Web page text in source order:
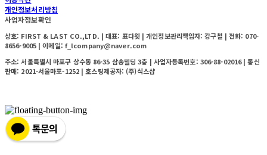
개인정보처리방침
사업자정보확인
상호: FIRST & LAST CO.,LTD. | 대표: 표다윗 | 개인정보관리책임자: 강구철 | 전화: 070-
8656-9005 | 이메일: f_lcompany@naver.com
주소: 서울특별시 마포구 상수동 86-35 삼송빌딩 3층 | 사업자등록번호: 306-88-02016| 통신
판매: 2021-서울마포-1252 | 호스팅제공자: (주)식스샵